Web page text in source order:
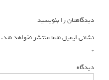
دیدگاهتان را بنویسید
نشانی ایمیل شما منتشر نخواهد شد.
*
دیدگاه